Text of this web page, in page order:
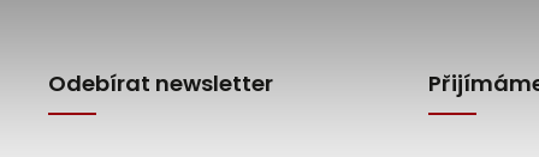
Odebírat newsletter